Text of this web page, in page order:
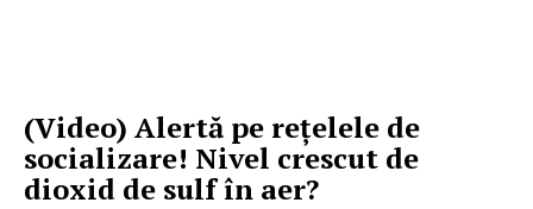
(Video) Alertă pe rețelele de
socializare! Nivel crescut de
dioxid de sulf în aer?